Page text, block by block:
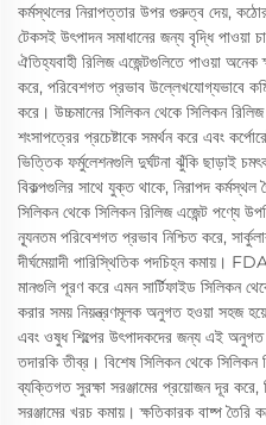
কর্মস্থলের নিরাপত্তার উপর গুরুত্ব দেয়,
টেকসই উৎপাদন সমাধানের জন্য বৃদ্ধি পাওয়া
ঐতিহ্যবাহী রিলিজ এজেন্টগুলিতে পাওয়া
করে, পরিবেশগত প্রভাব উল্লেখযোগ্যভাবে
করে। উচ্চমানের সিলিকন থেকে সিলিকন
শংসাপত্রের প্রচেষ্টাকে সমর্থন করে এবং
ভিত্তিক ফর্মুলেশনগুলি দুর্ঘটনা ঝুঁকি ছাড়াই
বিকল্পগুলির সাথে যুক্ত থাকে, নিরাপদ
সিলিকন থেকে সিলিকন রিলিজ এজেন্ট পণ্যে
ন্যূনতম পরিবেশগত প্রভাব নিশ্চিত করে,
দীর্ঘমেয়াদী পারিস্থিতিক পদচিহ্ন কমায়।
মানগুলি পূরণ করে এমন সার্টিফাইড সিলিকন
করার সময় নিয়ন্ত্রণমূলক অনুগত হওয়া সহজ হয়ে
এবং ওষুধ শিল্পের উৎপাদকদের জন্য এই অনুগত
তদারকি তীব্র। বিশেষ সিলিকন থেকে
ব্যক্তিগত সুরক্ষা সরঞ্জামের প্রয়োজন দূর করে,
সরঞ্জামের খরচ কমায়। ক্ষতিকারক বাষ্প তৈরি